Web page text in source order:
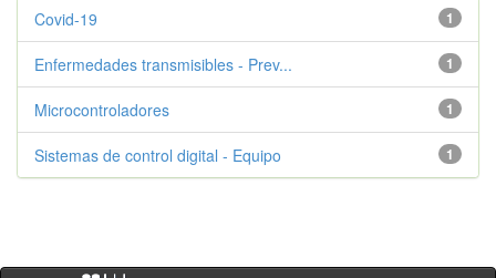
1
Covid-19
1
Enfermedades transmisibles - Prev...
1
Microcontroladores
1
Sistemas de control digital - Equipo